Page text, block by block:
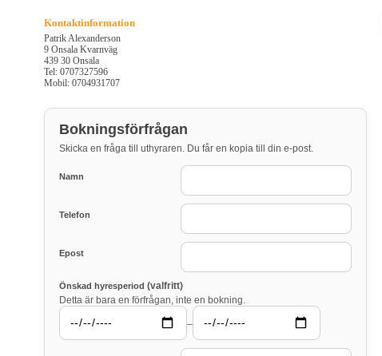
Kontaktinformation
Patrik Alexanderson
9 Onsala Kvarnväg
439 30 Onsala
Tel: 0707327596
Mobil: 0704931707
Bokningsförfrågan
Skicka en fråga till uthyraren. Du får en kopia till din e-post.
Namn
Telefon
Epost
Önskad hyresperiod (valfritt)
Detta är bara en förfrågan, inte en bokning.
–